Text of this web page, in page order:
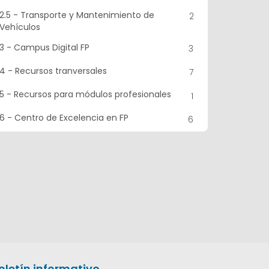
- Transporte y Mantenimiento de
2
- Campus Digital FP
3
- Recursos tranversales
7
- Recursos para módulos profesionales
1
- Centro de Excelencia en FP
6